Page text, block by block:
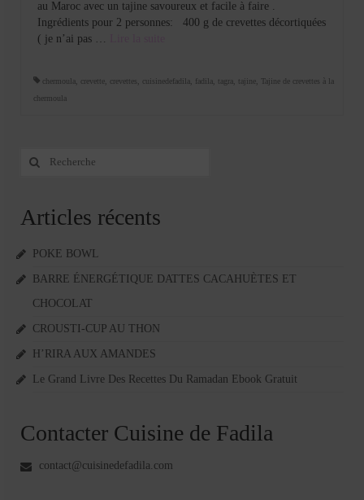
au Maroc avec un tajine savoureux et facile à faire .
Ingrédients pour 2 personnes: 400 g de crevettes décortiquées
( je n’ai pas …
chermoula crevette crevettes cuisinedefadila fadila tagra tajine
Tajine de crevettes à la
chermoula
Rechercher
Articles récents
POKE BOWL
BARRE ÉNERGÉTIQUE DATTES CACAHUÈTES ET
CHOCOLAT
CROUSTI-CUP AU THON
H’RIRA AUX AMANDES
Le Grand Livre Des Recettes Du Ramadan Ebook Gratuit
Contacter Cuisine de Fadila
contact@cuisinedefadila.com